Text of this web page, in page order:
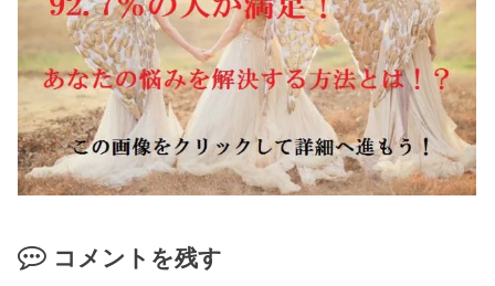
コメントを残す